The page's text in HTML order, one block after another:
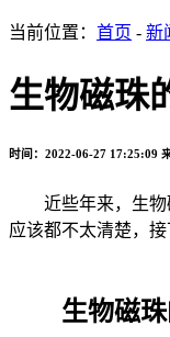
当前位置： 首页 - 新
生物磁珠
时间：2022-06-27 17:25:09
近些年来，生物磁
应该都不太清楚，
生物磁珠